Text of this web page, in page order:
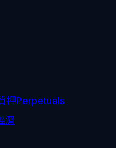
押Perpetuals
濟